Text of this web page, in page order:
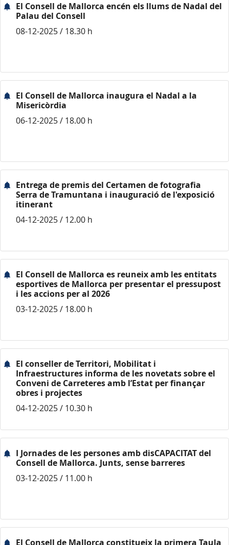
El Consell de Mallorca encén els llums de Nadal del
Palau del Consell
08-12-2025 / 18.30 h
El Consell de Mallorca inaugura el Nadal a la
Misericòrdia
06-12-2025 / 18.00 h
Entrega de premis del Certamen de fotografia
Serra de Tramuntana i inauguració de l'exposició
itinerant
04-12-2025 / 12.00 h
El Consell de Mallorca es reuneix amb les entitats
esportives de Mallorca per presentar el pressupost
i les accions per al 2026
03-12-2025 / 18.00 h
El conseller de Territori, Mobilitat i
Infraestructures informa de les novetats sobre el
Conveni de Carreteres amb l’Estat per finançar
obres i projectes
04-12-2025 / 10.30 h
I Jornades de les persones amb disCAPACITAT del
Consell de Mallorca. Junts, sense barreres
03-12-2025 / 11.00 h
El Consell de Mallorca constitueix la primera Taula